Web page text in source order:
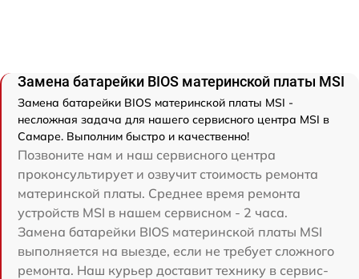
Замена батарейки BIOS материнской платы MSI
Замена батарейки BIOS материнской платы MSI -
несложная задача для нашего сервисного центра MSI в
Самаре. Выполним быстро и качественно!
Позвоните нам и наш сервисного центра
проконсультирует и озвучит стоимость ремонта
материнской платы. Среднее время ремонта
устройств MSI в нашем сервисном - 2 часа.
Замена батарейки BIOS материнской платы MSI
выполняется на выезде, если не требует сложного
ремонта. Наш курьер доставит технику в сервис-